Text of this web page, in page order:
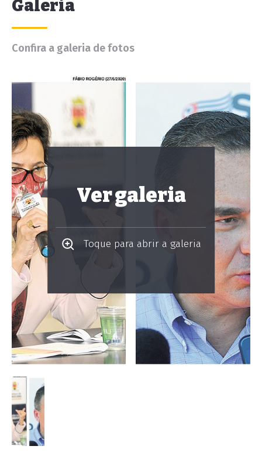
Galeria
Confira a galeria de fotos
Ver galeria
Toque para abrir a galeria